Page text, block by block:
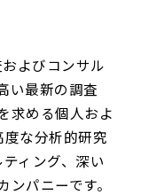
よびコンサル
い最新の調査
求める個人およ
な分析的研究
ィング、深い
パニーです。